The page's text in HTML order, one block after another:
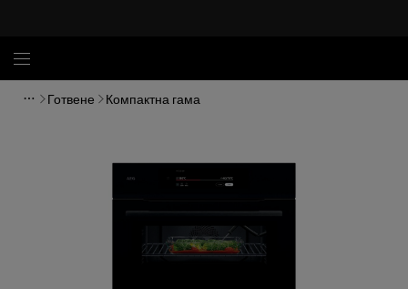
Готвене Компактна гама